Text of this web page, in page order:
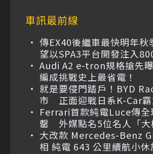
車訊最前線
傳EX40後繼車最快明年秋
望以SPA3平台開發注入
Audi A2 e-tron規格搶先
編成挑戰史上最省電！
就是要侵門踏戶！BYD
市 正面迎戰日系K-Car霸
Ferrari首款純電Luce傳全
罄 外媒點名5位名人「大
大改款 Mercedes-Benz
相 純電 643 公里續航小休